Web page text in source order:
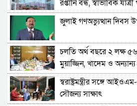
রপ্তানি বন্ধ, স্বাভাবিক
জুলাই গণঅভ্যুত্থান দিবস
চলতি অর্থ বছরে ২ লক্ষ
মুয়াজ্জিন, খাদেম ও
পাবেন মাসিক সম্মানি:
স্বরাষ্ট্রমন্ত্রীর সঙ্গে
সৌজন্য সাক্ষাৎ